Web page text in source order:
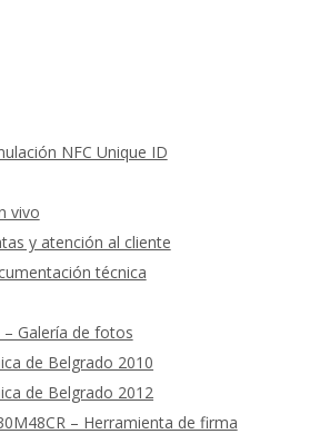
NFC Unique ID
vivo
y atención al cliente
técnica
Galería de fotos
de Belgrado 2010
de Belgrado 2012
– Herramienta de firma